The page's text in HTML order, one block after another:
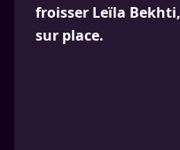
froisser Leïla
sur place.